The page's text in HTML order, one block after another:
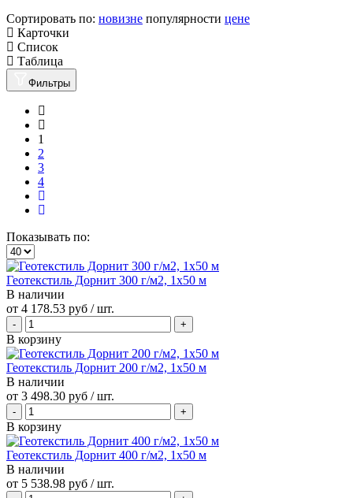
Сортировать по: новизне популярности цене
Карточки
Список
Таблица
Фильтры
1
2
3
4
Показывать по:
Геотекстиль Дорнит 300 г/м2, 1х50 м
В наличии
от 4 178.53 руб / шт.
В корзину
Геотекстиль Дорнит 200 г/м2, 1х50 м
В наличии
от 3 498.30 руб / шт.
В корзину
Геотекстиль Дорнит 400 г/м2, 1х50 м
В наличии
от 5 538.98 руб / шт.